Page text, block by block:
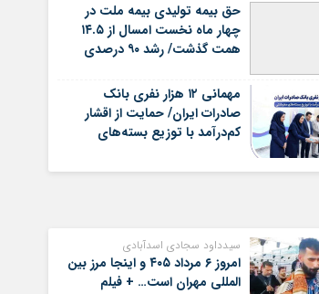
حق بیمه تولیدی بیمه ملت در
چهار ماه نخست امسال از ۱۴.۵
همت گذشت/ رشد ۹۰ درصدی
گذشته
مهمانی ۱۲ هزار نفری بانک
صادرات ایران/ حمایت از اقشار
کم‌درآمد با توزیع بسته‌های
سیدداود سجادی اسدآبادی
امروز ۶ مرداد ۴۰۵ و اینجا مرز بین
المللی مهران است… + فیلم